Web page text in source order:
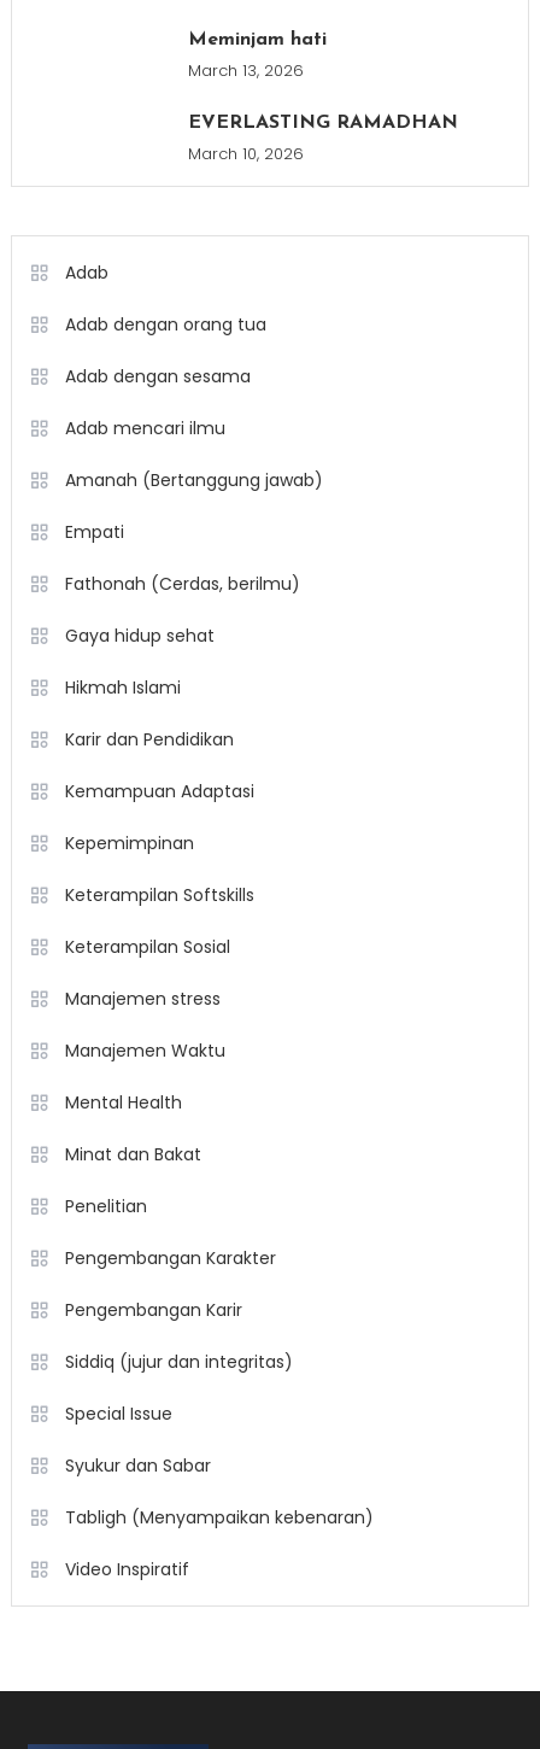
Meminjam hati
March 13, 2026
EVERLASTING RAMADHAN
March 10, 2026
Adab
Adab dengan orang tua
Adab dengan sesama
Adab mencari ilmu
Amanah (Bertanggung jawab)
Empati
Fathonah (Cerdas, berilmu)
Gaya hidup sehat
Hikmah Islami
Karir dan Pendidikan
Kemampuan Adaptasi
Kepemimpinan
Keterampilan Softskills
Keterampilan Sosial
Manajemen stress
Manajemen Waktu
Mental Health
Minat dan Bakat
Penelitian
Pengembangan Karakter
Pengembangan Karir
Siddiq (jujur dan integritas)
Special Issue
Syukur dan Sabar
Tabligh (Menyampaikan kebenaran)
Video Inspiratif